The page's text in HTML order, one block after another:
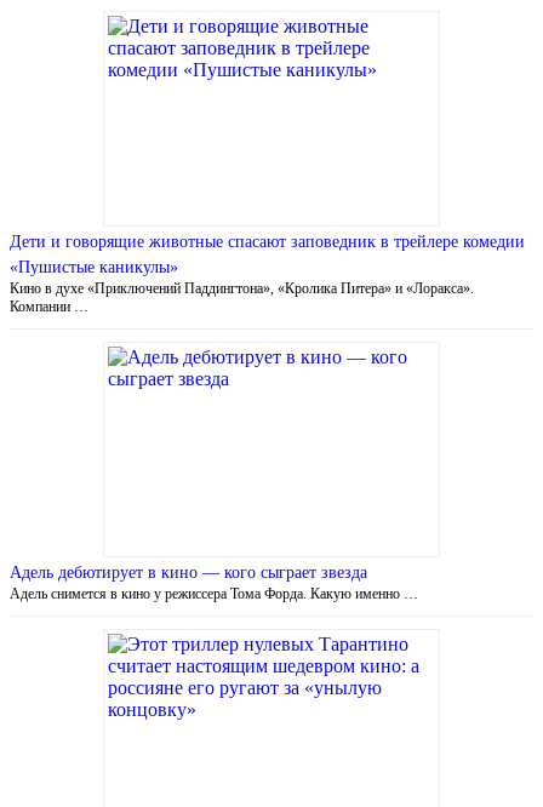
Дети и говорящие животные спасают заповедник в трейлере комедии
«Пушистые каникулы»
Кино в духе «Приключений Паддингтона», «Кролика Питера» и «Лоракса».
Компании …
Адель дебютирует в кино — кого сыграет звезда
Адель снимется в кино у режиссера Тома Форда. Какую именно …